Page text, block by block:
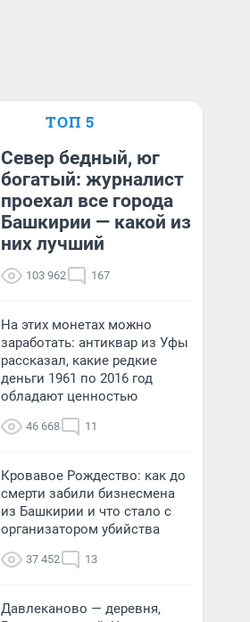
ТОП 5
Север бедный, юг
богатый: журналист
проехал все города
Башкирии — какой из
них лучший
103 962 167
На этих монетах можно
заработать: антиквар из Уфы
рассказал, какие редкие
деньги 1961 по 2016 год
обладают ценностью
46 668 11
Кровавое Рождество: как до
смерти забили бизнесмена
из Башкирии и что стало с
организатором убийства
37 452 13
Давлеканово — деревня,